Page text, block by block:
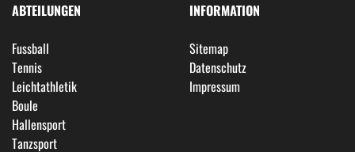
ABTEILUNGEN
Fussball
Tennis
Leichtathletik
Boule
Hallensport
Tanzsport
INFORMATION
Sitemap
Datenschutz
Impressum